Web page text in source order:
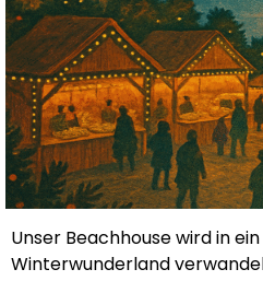
Unser Beachhouse wird in
Winterwunderland